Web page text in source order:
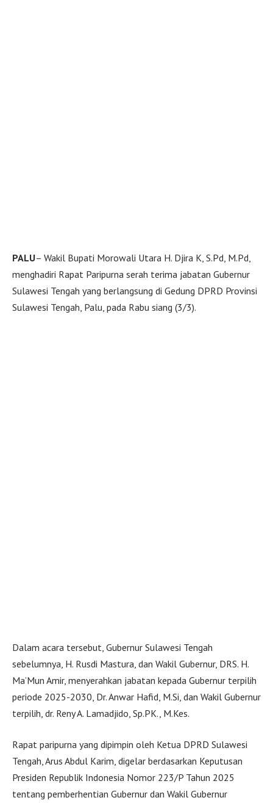
PALU– Wakil Bupati Morowali Utara H. Djira K, S.Pd, M.Pd,
menghadiri Rapat Paripurna serah terima jabatan Gubernur
Sulawesi Tengah yang berlangsung di Gedung DPRD Provinsi
Sulawesi Tengah, Palu, pada Rabu siang (3/3).
Dalam acara tersebut, Gubernur Sulawesi Tengah
sebelumnya, H. Rusdi Mastura, dan Wakil Gubernur, DRS. H.
Ma’Mun Amir, menyerahkan jabatan kepada Gubernur terpilih
periode 2025-2030, Dr. Anwar Hafid, M.Si, dan Wakil Gubernur
terpilih, dr. Reny A. Lamadjido, Sp.PK., M.Kes.
Rapat paripurna yang dipimpin oleh Ketua DPRD Sulawesi
Tengah, Arus Abdul Karim, digelar berdasarkan Keputusan
Presiden Republik Indonesia Nomor 223/P Tahun 2025
tentang pemberhentian Gubernur dan Wakil Gubernur